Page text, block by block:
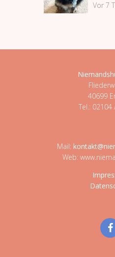
Vor 7
40699
Tel.:
Mail:
Web: